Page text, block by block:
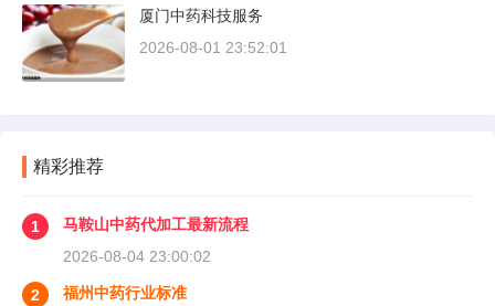
厦门中药科技服务
2026-08-01 23:52:01
精彩推荐
1
马鞍山中药代加工最新流程
2026-08-04 23:00:02
2
福州中药行业标准